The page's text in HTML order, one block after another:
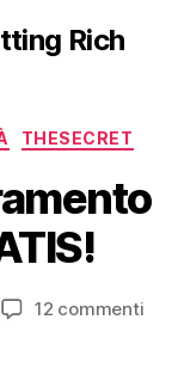
Rich
THESECRET
12 commentisu